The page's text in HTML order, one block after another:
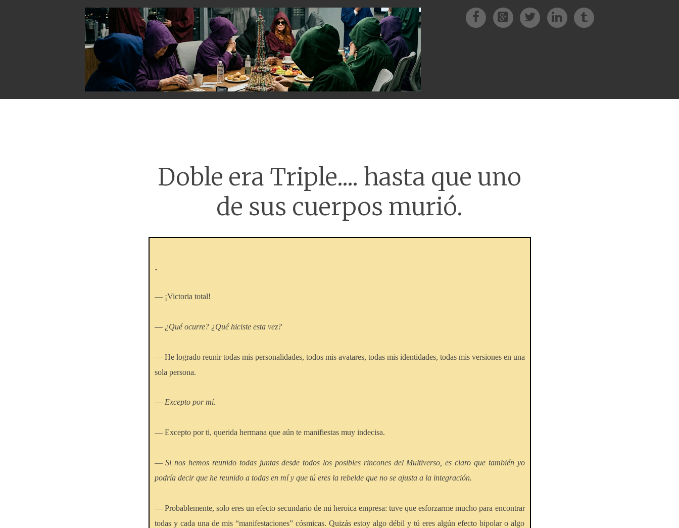
Facebook
PatreonTwitterInstagram
Doble era Triple.... hasta que uno
de sus cuerpos murió.
.
— ¡Victoria total!
— ¿Qué ocurre? ¿Qué hiciste esta vez?
— He logrado reunir todas mis personalidades, todos mis avatares, todas mis identidades, todas mis versiones en una
sola persona.
— Excepto por mí.
— Excepto por ti, querida hermana que aún te manifiestas muy indecisa.
—Si nos hemos reunido todas juntas desde todos los posibles rincones del Multiverso, es claro que también yo
podría decir que he reunido a todas en mí y que tú eres la rebelde que no se ajusta a la integración.
— Probablemente, solo eres un efecto secundario de mi heroica empresa: tuve que esforzarme mucho para encontrar
todas y cada una de mis “manifestaciones” cósmicas. Quizás estoy algo débil y tú eres algún efecto bipolar o algo